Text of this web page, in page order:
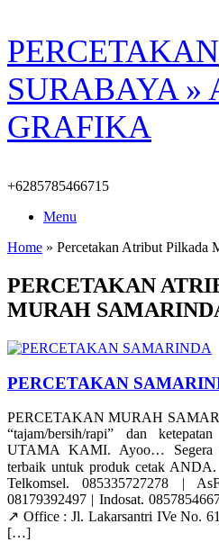
Skip
to
content
PERCETAKAN
SURABAYA »
GRAFIKA
+6285785466715
Menu
Home » Percetakan Atribut Pilkada
PERCETAKAN
MURAH
PERCETAKAN
PERCETAKAN MURAH
“tajam/bersih/rapi” dan
UTAMA KAMI. Ayoo… Segera
terbaik untuk produk cetak
Telkomsel. 085335727278 |
08179392497 | Indosat.
↗️ Office : Jl. Lakarsantri IVe No.
[…]